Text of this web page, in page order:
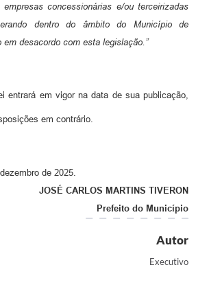
concessionárias e/ou terceirizadas
dentro do âmbito do Município de
em desacordo com esta legislação.”
entrará em vigor na data de sua publicação,
em contrário.
de 2025.
JOSÉ CARLOS MARTINS TIVERON
Prefeito do Município
Autor
Executivo